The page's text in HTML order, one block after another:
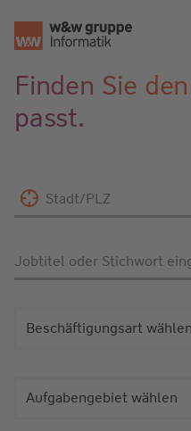
Finden Sie
passt.
Stadt/PLZ
Jobtitel oder Stichwort
Beschäftigungsart wählen
Aufgabengebiet wählen